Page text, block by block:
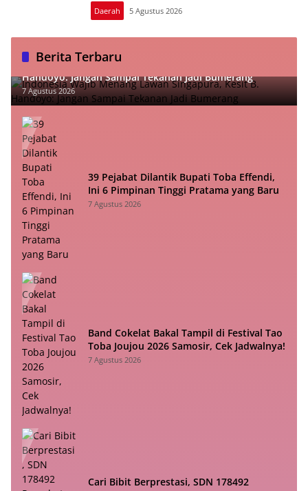
Daerah 5 Agustus 2026
Berita Terbaru
Indonesia Wajib Menang Lawan Singapura, Kesit B.
Handoyo: Jangan Sampai Tekanan Jadi Bumerang
7 Agustus 2026
39 Pejabat Dilantik Bupati Toba Effendi,
Ini 6 Pimpinan Tinggi Pratama yang Baru
7 Agustus 2026
Band Cokelat Bakal Tampil di Festival Tao
Toba Joujou 2026 Samosir, Cek Jadwalnya!
7 Agustus 2026
Cari Bibit Berprestasi, SDN 178492